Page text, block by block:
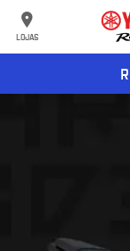
LOJAS